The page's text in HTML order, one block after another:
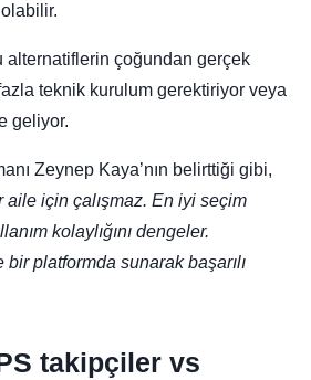
alternatiflerin çoğundan gerçek
teknik kurulum gerektiriyor veya
geliyor.
Zeynep Kaya’nın belirttiği gibi,
aile için çalışmaz. En iyi seçim
kolaylığını dengeler.
platformda sunarak başarılı
takipçiler vs